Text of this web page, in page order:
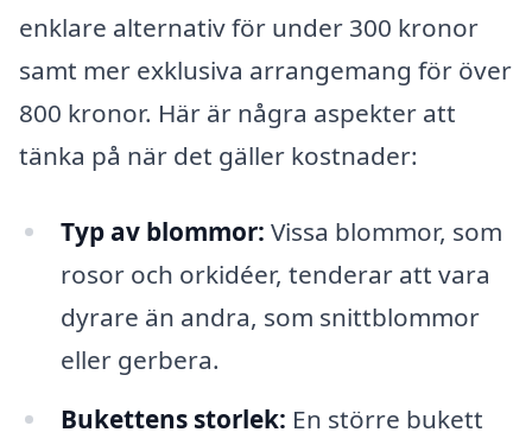
enklare alternativ för under 300 kronor
samt mer exklusiva arrangemang för över
800 kronor. Här är några aspekter att
tänka på när det gäller kostnader:
Typ av blommor: Vissa blommor, som
rosor och orkidéer, tenderar att vara
dyrare än andra, som snittblommor
eller gerbera.
Bukettens storlek: En större bukett